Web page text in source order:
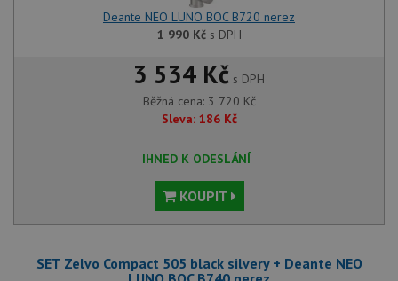
Deante NEO LUNO BOC B720 nerez
1 990 Kčs DPH
3 534 Kč s DPH
Běžná cena: 3 720 Kč
Sleva: 186 Kč
IHNED K ODESLÁNÍ
KOUPIT
SET Zelvo Compact 505 black silvery + Deante NEO